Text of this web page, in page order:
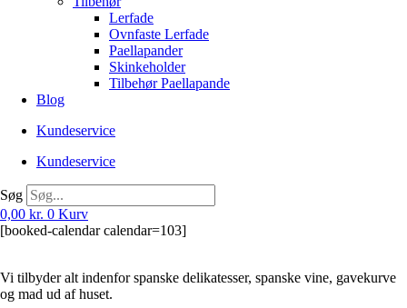
Lerfade
Ovnfaste Lerfade
Paellapander
Skinkeholder
Tilbehør Paellapande
Blog
Kundeservice
Kundeservice
Søg
0,00 kr. 0 Kurv
[booked-calendar calendar=103]
Vi tilbyder alt indenfor spanske delikatesser, spanske vine, gavekurve
og mad ud af huset.